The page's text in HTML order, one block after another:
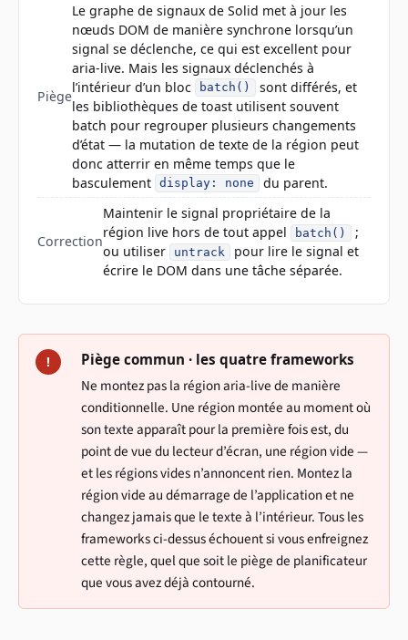
Piège
Le graphe de signaux de Solid met à jour les
nœuds DOM de manière synchrone lorsqu’un
signal se déclenche, ce qui est excellent pour
aria-live. Mais les signaux déclenchés à
l’intérieur d’un bloc
batch()
sont différés, et
les bibliothèques de toast utilisent souvent
batch pour regrouper plusieurs changements
d’état — la mutation de texte de la région peut
donc atterrir en même temps que le
basculement
display: none du parent.
Correction
Maintenir le signal propriétaire de la
région live hors de tout appel
batch()
;
ou utiliser
untrack
pour lire le signal et
écrire le DOM dans une tâche séparée.
! Piège commun · les quatre frameworks
Ne montez pas la région aria-live de manière
conditionnelle. Une région montée au moment où
son texte apparaît pour la première fois est, du
point de vue du lecteur d’écran, une région vide —
et les régions vides n’annoncent rien. Montez la
région vide au démarrage de l’application et ne
changez jamais que le texte à l’intérieur. Tous les
frameworks ci-dessus échouent si vous enfreignez
cette règle, quel que soit le piège de planificateur
que vous avez déjà contourné.